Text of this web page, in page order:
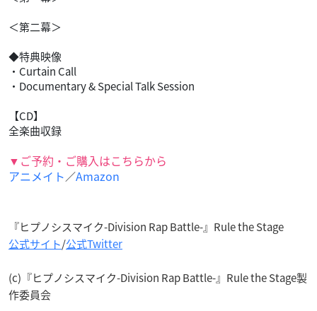
＜第二幕＞
◆特典映像
・Curtain Call
・Documentary & Special Talk Session
【CD】
全楽曲収録
▼ご予約・ご購入はこちらから
アニメイト／Amazon
『ヒプノシスマイク-Division Rap Battle-』Rule the Stage
公式サイト/公式Twitter
(c)『ヒプノシスマイク-Division Rap Battle-』Rule the Stage製
作委員会